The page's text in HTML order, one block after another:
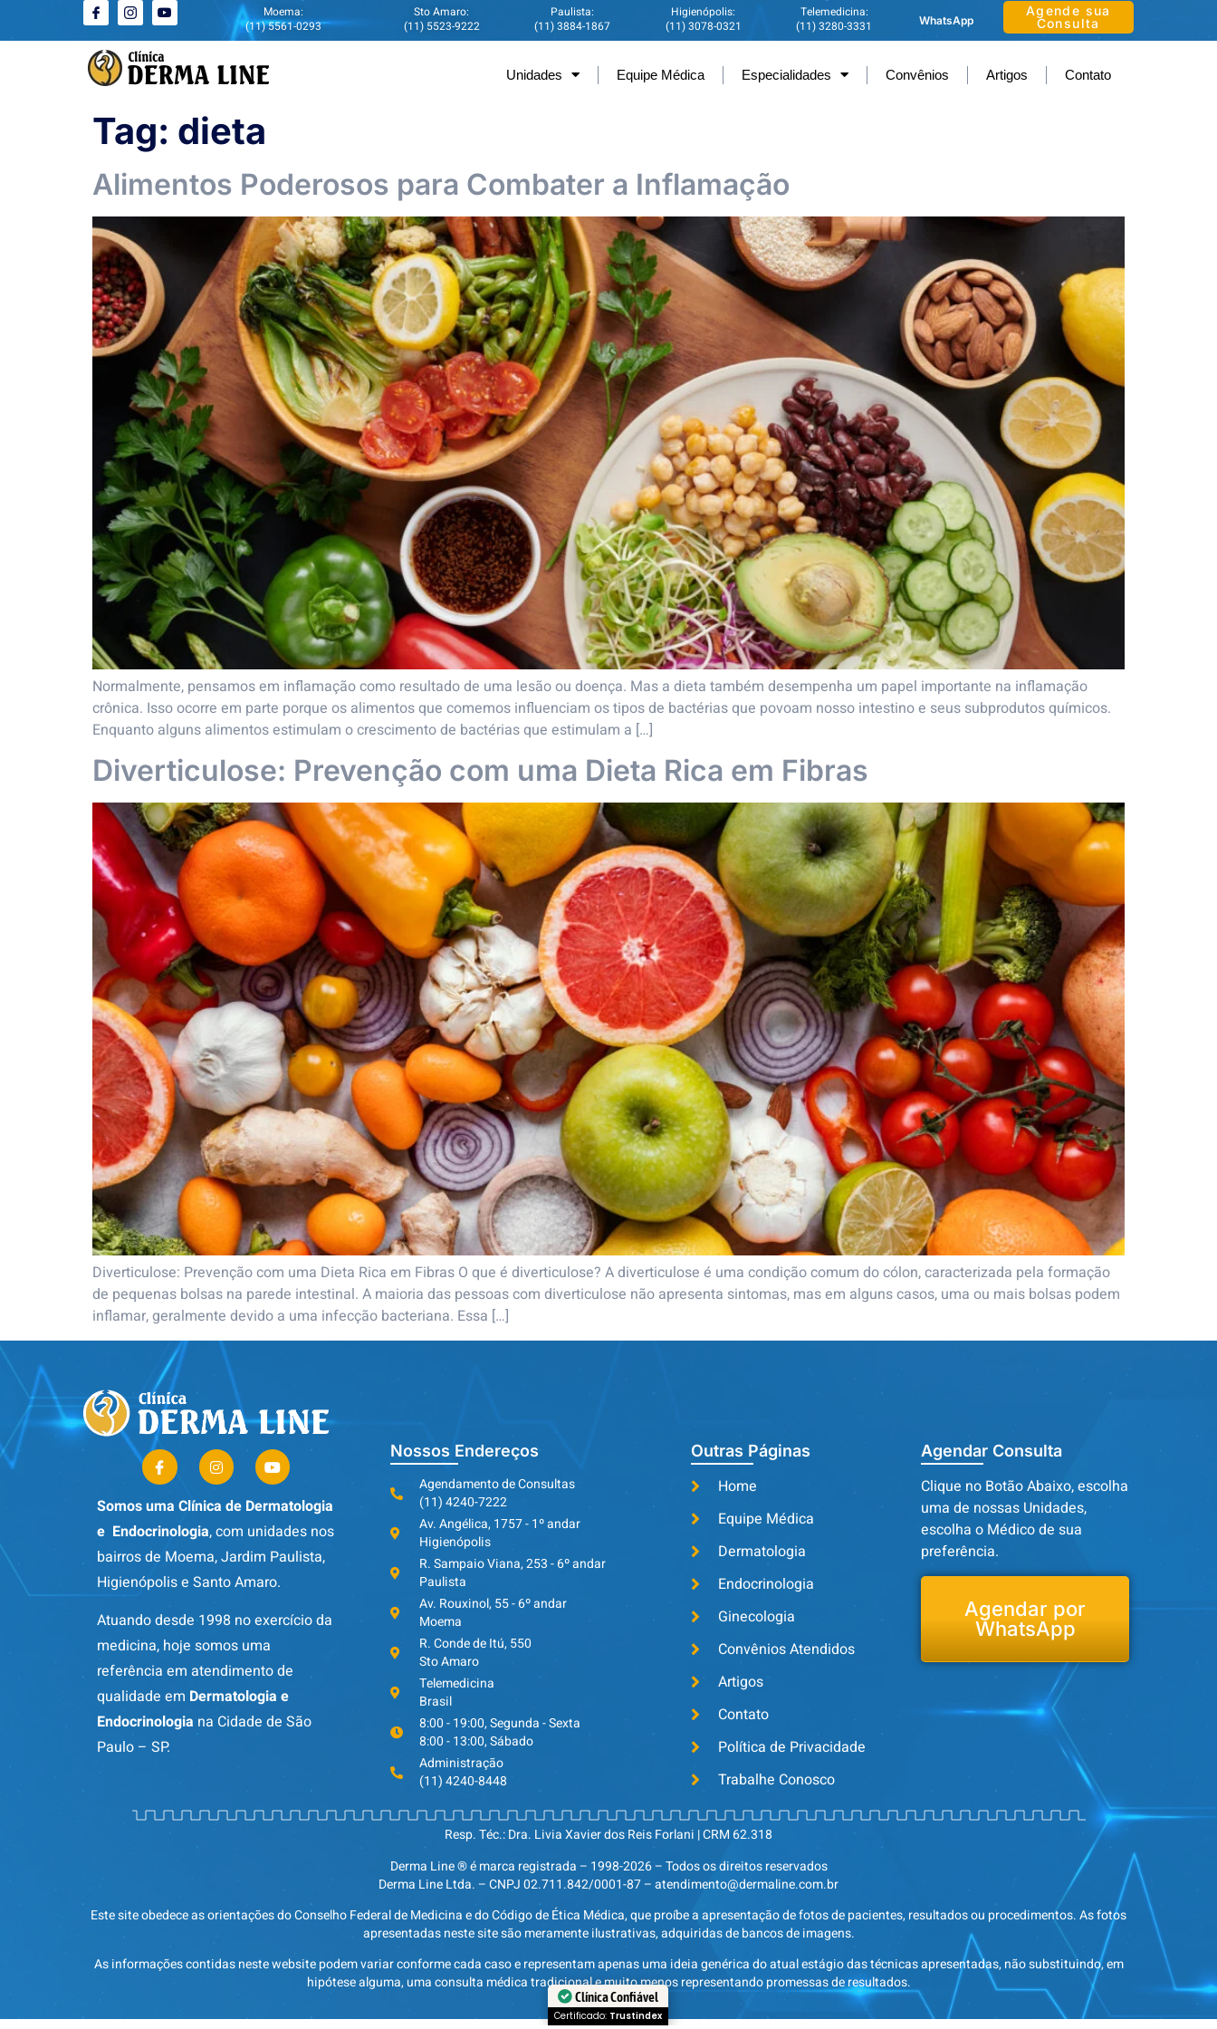
Moema:
(11) 5561-0293
Sto Amaro:
(11) 5523-9222
Paulista:
(11) 3884-1867
Higienópolis:
(11) 3078-0321
Telemedicina:
(11) 3280-3331
WhatsApp
Agende sua
Consulta
Unidades Equipe Médica Especialidades Convênios Artigos Contato
Tag: dieta
Alimentos Poderosos para Combater a Inflamação
Normalmente, pensamos em inflamação como resultado de uma lesão ou doença. Mas a dieta também desempenha um papel importante na inflamação
crônica. Isso ocorre em parte porque os alimentos que comemos influenciam os tipos de bactérias que povoam nosso intestino e seus subprodutos químicos.
Enquanto alguns alimentos estimulam o crescimento de bactérias que estimulam a […]
Diverticulose: Prevenção com uma Dieta Rica em Fibras
Diverticulose: Prevenção com uma Dieta Rica em Fibras O que é diverticulose? A diverticulose é uma condição comum do cólon, caracterizada pela formação
de pequenas bolsas na parede intestinal. A maioria das pessoas com diverticulose não apresenta sintomas, mas em alguns casos, uma ou mais bolsas podem
inflamar, geralmente devido a uma infecção bacteriana. Essa […]
Somos uma Clínica de Dermatologia
e Endocrinologia, com unidades nos
bairros de Moema, Jardim Paulista,
Higienópolis e Santo Amaro.
Atuando desde 1998 no exercício da
medicina, hoje somos uma
referência em atendimento de
qualidade em Dermatologia e
Endocrinologia na Cidade de São
Paulo – SP.
Nossos Endereços
Agendamento de Consultas
(11) 4240-7222
Av. Angélica, 1757 - 1º andar
Higienópolis
R. Sampaio Viana, 253 - 6º andar
Paulista
Av. Rouxinol, 55 - 6º andar
Moema
R. Conde de Itú, 550
Sto Amaro
Telemedicina
Brasil
8:00 - 19:00, Segunda - Sexta
8:00 - 13:00, Sábado
Administração
(11) 4240-8448
Outras Páginas
Home
Equipe Médica
Dermatologia
Endocrinologia
Ginecologia
Convênios Atendidos
Artigos
Contato
Política de Privacidade
Trabalhe Conosco
Agendar Consulta
Clique no Botão Abaixo, escolha
uma de nossas Unidades,
escolha o Médico de sua
preferência.
Agendar por
WhatsApp
Resp. Téc.: Dra. Livia Xavier dos Reis Forlani | CRM 62.318
Derma Line ® é marca registrada – 1998-2026 – Todos os direitos reservados
Derma Line Ltda. – CNPJ 02.711.842/0001-87 – atendimento@dermaline.com.br
Este site obedece as orientações do Conselho Federal de Medicina e do Código de Ética Médica, que proíbe a apresentação de fotos de pacientes, resultados ou procedimentos. As fotos
apresentadas neste site são meramente ilustrativas, adquiridas de bancos de imagens.
As informações contidas neste website podem variar conforme cada caso e representam apenas uma ideia genérica do atual estágio das técnicas apresentadas, não substituindo, em
hipótese alguma, uma consulta médica tradicional e muito menos representando promessas de resultados.
Clínica Confiável
Certificado: Trustindex